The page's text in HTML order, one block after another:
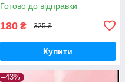
Готово до відправки
180 ₴ 325 ₴
Купити
–43%